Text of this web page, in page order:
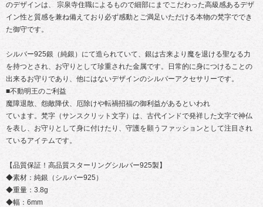
のデザインは、 宗泉寺住職によるもので細部にまでこだわった高級感あるデザ
イン性と質感を兼ね備えており必ず感動とご満足いただける本物の梵字ででき
た御守です。
シルバー925銀（純銀）にて造られていて、銀は古来より魔を退ける聖なる力
を持つとされ、お守りとして珍重された金属です。日常的に身につけることの
出来るお守りであり、他にはないデザインのシルバーアクセサリーです。
■不動明王のご利益
魔障退散、怨敵降伏、厄除けや転禍招福の御利益があるといわれ
ています。梵字（サンスクリット文字）は、古代インドで発祥した文字で神仏
を表し、お守りとして身に付けたり、守護を願うファッションとして注目され
ているアイテムです。
【品質保証！高品質スターリングシルバー925製】
◆素材：純銀（シルバー925）
◆重量：3.8g
◆幅：6mm